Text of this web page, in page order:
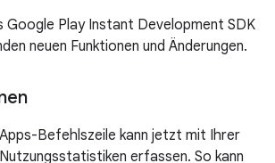
Google Play Instant Development SDK
neuen Funktionen und Änderungen.
Befehlszeile kann jetzt mit Ihrer
erfassen. So kann